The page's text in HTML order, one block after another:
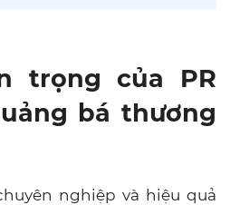
trọng của PR
bá thương
nghiệp và hiệu quả